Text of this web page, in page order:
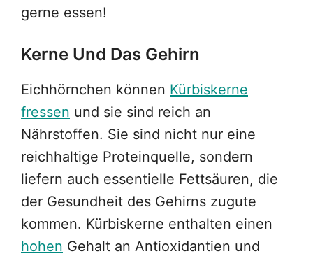
gerne essen!
Kerne Und Das Gehirn
Eichhörnchen können Kürbiskerne
fressen und sie sind reich an
Nährstoffen. Sie sind nicht nur eine
reichhaltige Proteinquelle, sondern
liefern auch essentielle Fettsäuren, die
der Gesundheit des Gehirns zugute
kommen. Kürbiskerne enthalten einen
hohen Gehalt an Antioxidantien und